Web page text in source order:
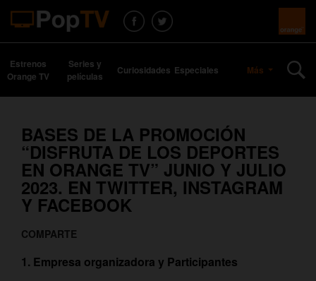
Estrenos
Orange TV
Series y
películas
Curiosidades Especiales Más
BASES DE LA PROMOCIÓN
“DISFRUTA DE LOS DEPORTES
EN ORANGE TV” JUNIO Y JULIO
2023. EN TWITTER, INSTAGRAM
Y FACEBOOK
COMPARTE
1. Empresa organizadora y Participantes